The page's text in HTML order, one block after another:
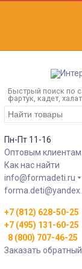
Быстрый поиск по
фартук, кадет,
Пн-Пт 11-16
Оптовым клиентам
Как нас найти
info@formadeti.ru
+7 (812) 628-50-25
+7 (495) 131-60-25
8 (800) 707-46-25
Заказать